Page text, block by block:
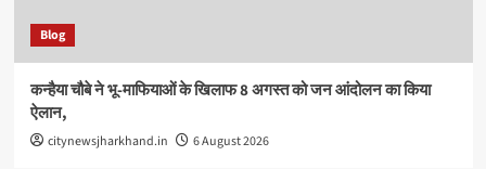
Blog
कन्हैया चौबे ने भू-माफियाओं के खिलाफ 8 अगस्त को जन आंदोलन का किया
ऐलान,
citynewsjharkhand.in 6 August 2026